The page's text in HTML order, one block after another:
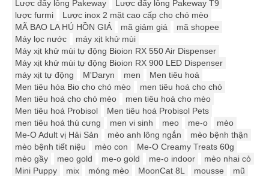
Lược đẩy lông Pakeway
Lược đẩy lông Pakeway T9
lược furmi
Lược inox 2 mặt cao cấp cho chó mèo
MÃ BAO LA HÚ HỒN GIÁ
mã giảm giá
mã shopee
Máy lọc nước
máy xịt khử mùi
Máy xịt khử mùi tự động Bioion RX 550 Air Dispenser
Máy xịt khử mùi tự động Bioion RX 900 LED Dispenser
máy xịt tự động
M'Daryn men
Men tiêu hoá
Men tiêu hóa Bio cho chó mèo
men tiêu hoá cho chó
Men tiêu hoá cho chó mèo
men tiêu hoá cho mèo
Men tiêu hoá Probisol
Men tiêu hoá Probisol Pets
men tiêu hoá thú cưng
men vi sinh meo me-o
mèo
Me-O Adult vị Hải Sản
mèo anh lông ngắn
mèo bệnh thận
mèo bệnh tiết niệu
mèo con
Me-O Creamy Treats 60g
mèo gầy
meo gold me-o gold me-o indoor
mèo nhai cỏ
Mini Puppy
mix móng mèo MoonCat 8L mousse
mũ